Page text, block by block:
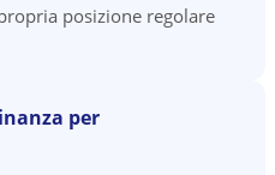
posizione regolare
per